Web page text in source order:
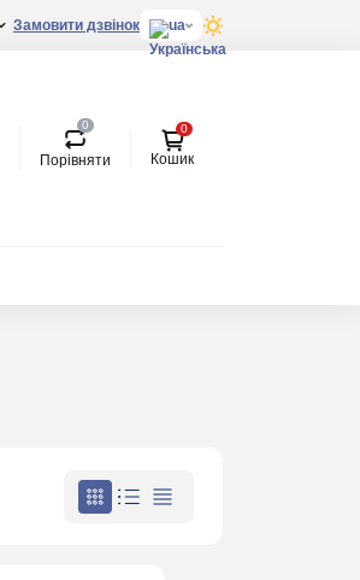
Замовити дзвінок ua
0
Порівняти
0
Кошик